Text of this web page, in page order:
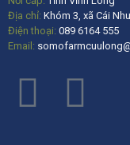
Địa chỉ: Khóm 3, xã Cái
Điện thoại: 089 6164 555
Email: